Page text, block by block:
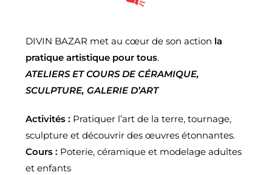
DIVIN BAZAR met au cœur de son action la
pratique artistique pour tous.
ATELIERS ET COURS DE CÉRAMIQUE,
SCULPTURE, GALERIE D’ART
Activités : Pratiquer l’art de la terre, tournage,
sculpture et découvrir des œuvres étonnantes.
Cours : Poterie, céramique et modelage adultes
et enfants